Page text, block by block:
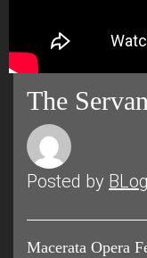
The
Posted by
Macerata Opera